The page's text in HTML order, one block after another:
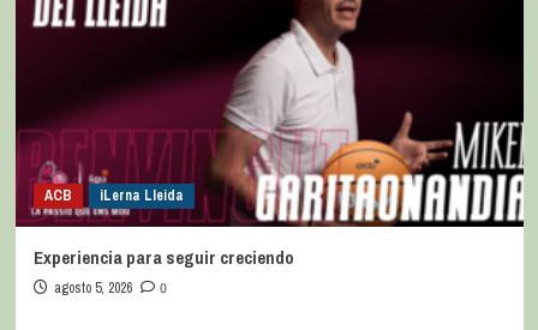
ACB iLerna Lleida
Experiencia para seguir creciendo
agosto 5, 2026 0